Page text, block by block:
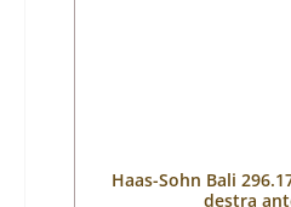
Haas-Sohn Bali
destra